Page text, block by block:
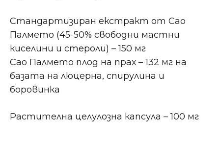
Стандартизиран екстракт от Сао
Палмето (45-50% свободни мастни
киселини и стероли) – 150 мг
Сао Палмето плод на прах – 132 мг на
базата на люцерна, спирулина и
боровинка
Растителна целулозна капсула – 100 мг